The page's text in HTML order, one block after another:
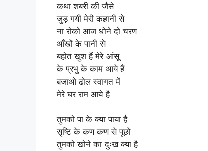
कथा शबरी की जैसे
जुड़ गयी मेरी कहानी से
ना रोको आज धोने दो चरण
आँखों के पानी से
बहोत खुश हैं मेरे आंसू
के प्रभु के काम आये हैं
बजाओ ढोल स्वागत में
मेरे घर राम आये है
तुमको पा के क्या पाया है
सृष्टि के कण कण से पूछो
तुमको खोने का दुःख क्या है